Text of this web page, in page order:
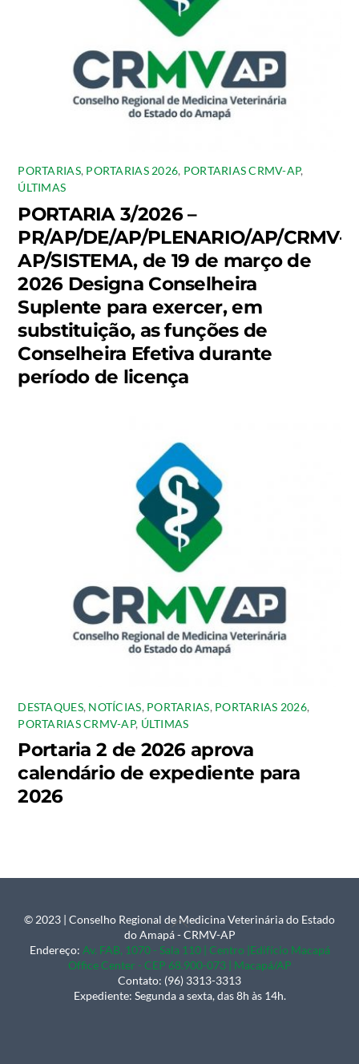
PORTARIAS, PORTARIAS 2026, PORTARIAS CRMV-AP,
ÚLTIMAS
PORTARIA 3/2026 –
PR/AP/DE/AP/PLENARIO/AP/CRMV-
AP/SISTEMA, de 19 de março de
2026 Designa Conselheira
Suplente para exercer, em
substituição, as funções de
Conselheira Efetiva durante
período de licença
DESTAQUES, NOTÍCIAS, PORTARIAS, PORTARIAS 2026,
PORTARIAS CRMV-AP, ÚLTIMAS
Portaria 2 de 2026 aprova
calendário de expediente para
2026
Back
To
Top
© 2023 | Conselho Regional de Medicina Veterinária do Estado
do Amapá - CRMV-AP
Endereço: Av. FAB, 1070 - Sala 110 | Centro |Edifício Macapá
Office Center - CEP 68.900-073 | Macapá/AP
Contato: (96) 3313-3313
Expediente: Segunda a sexta, das 8h às 14h.